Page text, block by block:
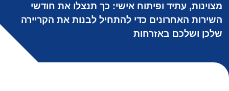
מצוינות, עתיד ופיתוח אישי: כך תנצלו את חודשי
השירות האחרונים כדי להתחיל לבנות את הקריירה
שלכן ושלכם באזרחות